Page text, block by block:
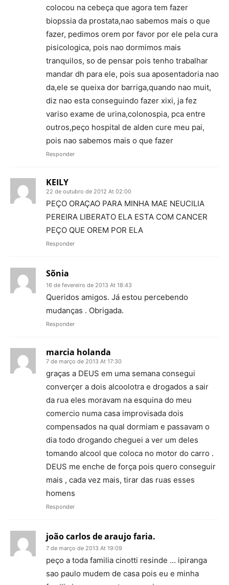
colocou na cebeça que agora tem fazer
biopssia da prostata,nao sabemos mais o que
fazer, pedimos orem por favor por ele pela cura
pisicologica, pois nao dormimos mais
tranquilos, so de pensar pois tenho trabalhar
mandar dh para ele, pois sua aposentadoria nao
da,ele se queixa dor barriga,quando nao muit,
diz nao esta conseguindo fazer xixi, ja fez
variso exame de urina,colonospia, pca entre
outros,peço hospital de alden cure meu pai,
pois nao sabemos mais o que fazer
Responder
KEILY
22 de outubro de 2012 At 02:00
PEÇO ORAÇAO PARA MINHA MAE NEUCILIA
PEREIRA LIBERATO ELA ESTA COM CANCER
PEÇO QUE OREM POR ELA
Responder
Sõnia
16 de fevereiro de 2013 At 18:43
Queridos amigos. Já estou percebendo
mudanças . Obrigada.
Responder
marcia holanda
7 de março de 2013 At 17:30
graças a DEUS em uma semana consegui
converçer a dois alcoolotra e drogados a sair
da rua eles moravam na esquina do meu
comercio numa casa improvisada dois
compensados na qual dormiam e passavam o
dia todo drogando cheguei a ver um deles
tomando alcool que coloca no motor do carro .
DEUS me enche de força pois quero conseguir
mais , cada vez mais, tirar das ruas esses
homens
Responder
joão carlos de araujo faria.
7 de março de 2013 At 19:09
peço a toda familia cinotti resinde … ipiranga
sao paulo mudem de casa pois eu e minha